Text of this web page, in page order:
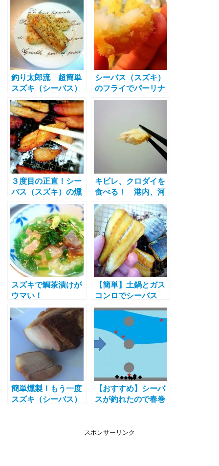
釣り太郎流 超簡単
スズキ（シーバス）
のソテー
シーバス（スズキ）
のフライでパーリナ
イ（party
な味わいを楽しみま
３度目の正直！シー
バス（スズキ）の燻
製の美味しい作り方
が分かった！
キビレ、クロダイを
食べる！ 港内、河
口で釣ったちょっと
匂う魚のおすすめの
食べ方
スズキで鯛茶漬けが
ウマい！
【簡単】土鍋とガス
コンロでシーバス
（スズキ）の燻製作
りに挑戦！
簡単燻製！もう一度
スズキ（シーバス）
【おすすめ】シーバ
スが釣れたので春巻
き]
スポンサーリンク